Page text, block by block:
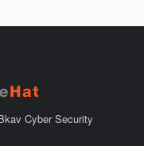
Cyber Security